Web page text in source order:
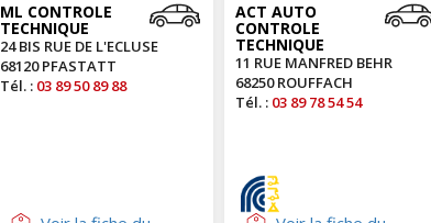
ML CONTROLE
TECHNIQUE
24 BIS RUE DE L'ECLUSE
68120 PFASTATT
Tél. : 03 89 50 89 88
ACT AUTO
CONTROLE
TECHNIQUE
11 RUE MANFRED BEHR
68250 ROUFFACH
Tél. : 03 89 78 54 54